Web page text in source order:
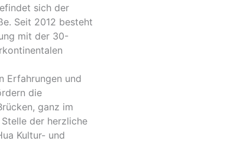
sich der
Seit 2012 besteht
mit der 30-
Erfahrungen und
die
ganz im
der herzliche
Kultur- und